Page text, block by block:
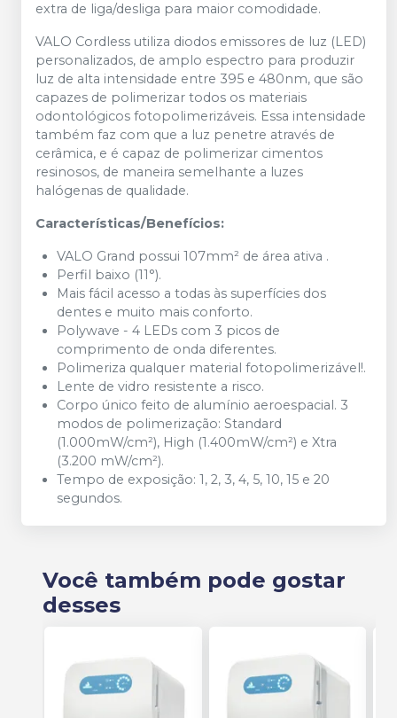
extra de liga/desliga para maior comodidade.
VALO Cordless utiliza diodos emissores de luz (LED)
personalizados, de amplo espectro para produzir
luz de alta intensidade entre 395 e 480nm, que são
capazes de polimerizar todos os materiais
odontológicos fotopolimerizáveis. Essa intensidade
também faz com que a luz penetre através de
cerâmica, e é capaz de polimerizar cimentos
resinosos, de maneira semelhante a luzes
halógenas de qualidade.
Características/Benefícios:
VALO Grand possui 107mm² de área ativa .
Perfil baixo (11°).
Mais fácil acesso a todas às superfícies dos
dentes e muito mais conforto.
Polywave - 4 LEDs com 3 picos de
comprimento de onda diferentes.
Polimeriza qualquer material fotopolimerizável!.
Lente de vidro resistente a risco.
Corpo único feito de alumínio aeroespacial. 3
modos de polimerização: Standard
(1.000mW/cm²), High (1.400mW/cm²) e Xtra
(3.200 mW/cm²).
Tempo de exposição: 1, 2, 3, 4, 5, 10, 15 e 20
segundos.
Você também pode gostar
desses